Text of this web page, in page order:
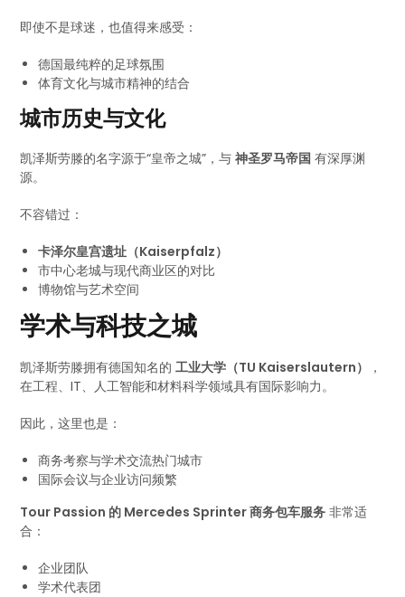
即使不是球迷，也值得来感受：
德国最纯粹的足球氛围
体育文化与城市精神的结合
城市历史与文化
凯泽斯劳滕的名字源于“皇帝之城”，与神圣罗马帝国 有深厚渊
源。
不容错过：
卡泽尔皇宫遗址（Kaiserpfalz）
市中心老城与现代商业区的对比
博物馆与艺术空间
学术与科技之城
凯泽斯劳滕拥有德国知名的工业大学（TU Kaiserslautern）
，
在工程、IT、人工智能和材料科学领域具有国际影响力。
因此，这里也是：
商务考察与学术交流热门城市
国际会议与企业访问频繁
Tour Passion 的 Mercedes Sprinter 商务包车服务 非常适
合：
企业团队
学术代表团